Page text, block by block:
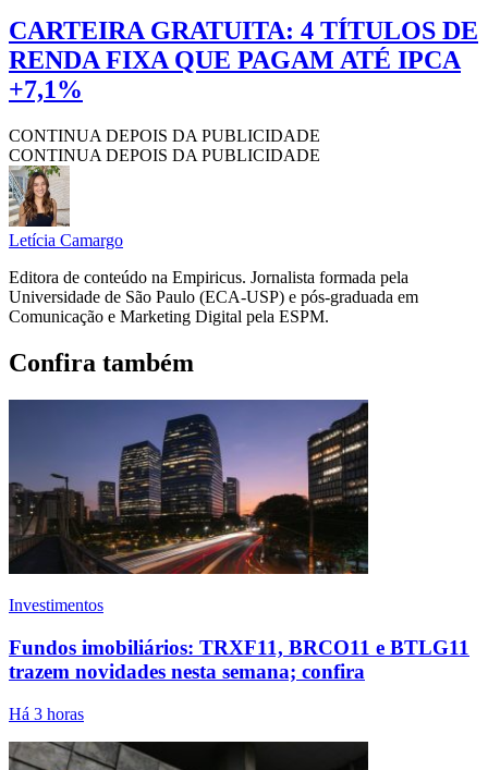
CARTEIRA GRATUITA: 4 TÍTULOS DE
RENDA FIXA QUE PAGAM ATÉ IPCA
+7,1%
CONTINUA DEPOIS DA PUBLICIDADE
CONTINUA DEPOIS DA PUBLICIDADE
Letícia Camargo
Editora de conteúdo na Empiricus. Jornalista formada pela
Universidade de São Paulo (ECA-USP) e pós-graduada em
Comunicação e Marketing Digital pela ESPM.
Confira também
Investimentos
Fundos imobiliários: TRXF11, BRCO11 e BTLG11
trazem novidades nesta semana; confira
Há 3 horas